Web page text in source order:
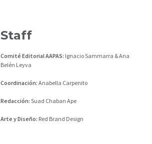
Staff
Comité Editorial AAPAS: Ignacio Sammarra & Ana
Belén Leyva
Coordinación: Anabella Carpenito
Redacción: Suad Chaban Ape
Arte y Diseño: Red Brand Design